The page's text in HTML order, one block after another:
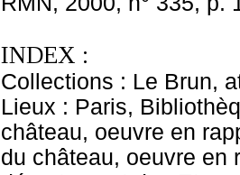
INDEX :
Collections : Le Brun,
Lieux : Paris,
château, oeuvre en
du château, oeuvre en